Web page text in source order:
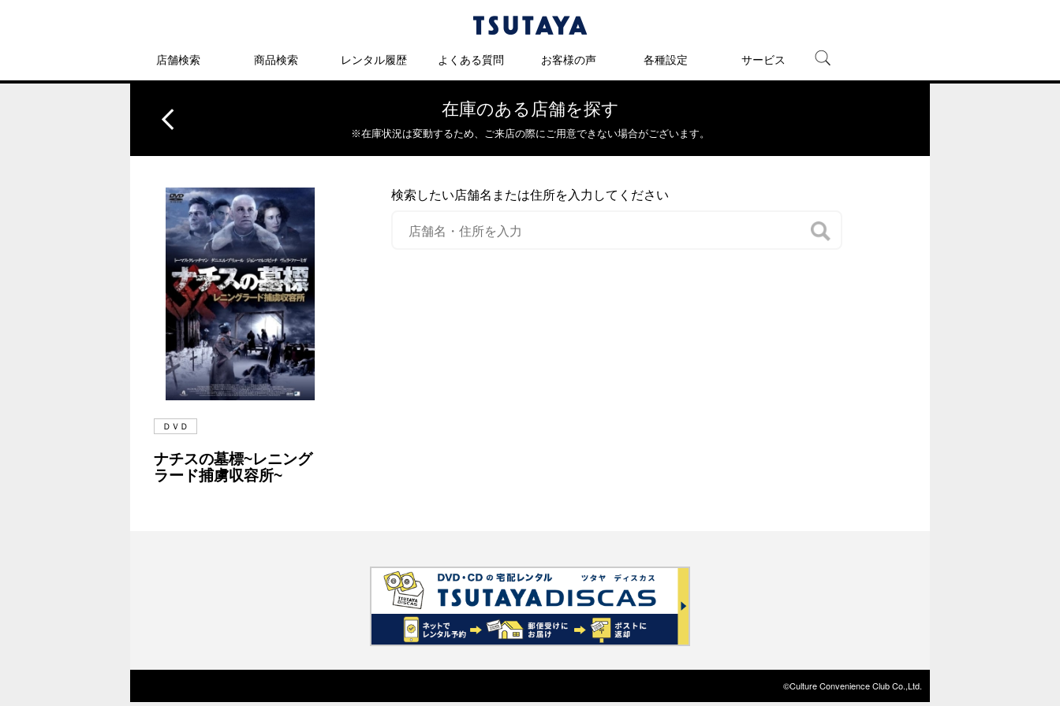
店舗検索 商品検索 レンタル履歴 よくある質問 お客様の声 各種設定 サービス
在庫のある店舗を探す
※在庫状況は変動するため、 ご来店の際にご用意できない場合がございます。
ＤＶＤ
ナチスの墓標~レニング
ラード捕虜収容所~
検索したい店舗名または住所を入力してください
©Culture Convenience Club Co.,Ltd.